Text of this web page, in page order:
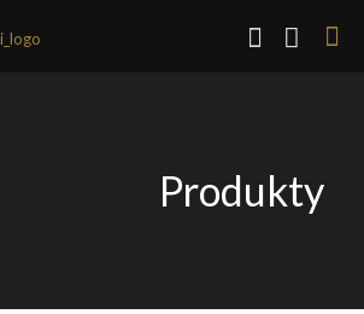
Produkty